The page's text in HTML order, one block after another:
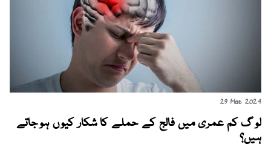
29 Mar 2024
لوگ کم عمری میں فالج کے حملے کا شکار کیوں ہوجاتے
ہیں؟